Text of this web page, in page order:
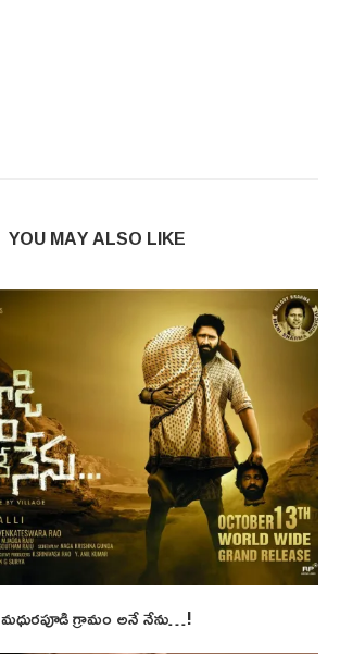
YOU MAY ALSO LIKE
మధురపూడి గ్రామం అనే నేను…!